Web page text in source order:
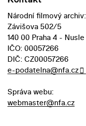
Národní filmový archiv:
Závišova 502/5
140 00 Praha 4 - Nusle
IČO: 00057266
DIČ: CZ00057266
e-podatelna@nfa.cz
Správa webu:
webmaster@nfa.cz